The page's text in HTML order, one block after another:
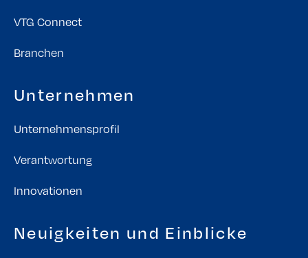
VTG Connect
Branchen
Unternehmen
Unternehmensprofil
Verantwortung
Innovationen
Neuigkeiten und Einblicke